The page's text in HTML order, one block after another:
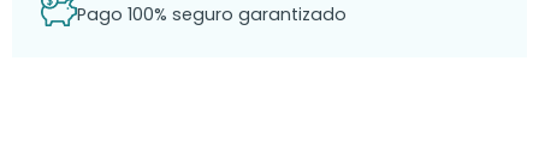
Pago 100% seguro garantizado